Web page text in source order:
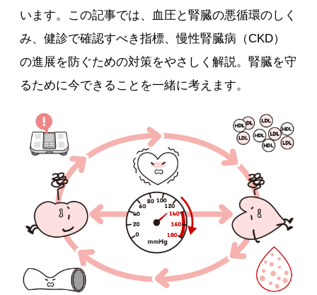
います。この記事では、血圧と腎臓の悪循環のしく
み、健診で確認すべき指標、慢性腎臓病（CKD）
の進展を防ぐための対策をやさしく解説。腎臓を守
るために今できることを一緒に考えます。